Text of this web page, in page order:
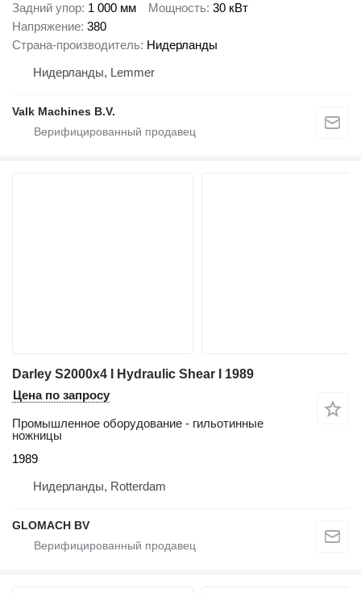
Задний упор 1 000 мм Мощность 30 кВт
Напряжение 380
Страна-производитель Нидерланды
Нидерланды, Lemmer
Valk Machines B.V.
Darley S2000x4 I Hydraulic Shear I 1989
Цена по запросу
Промышленное оборудование - гильотинные
ножницы
1989
Нидерланды, Rotterdam
GLOMACH BV